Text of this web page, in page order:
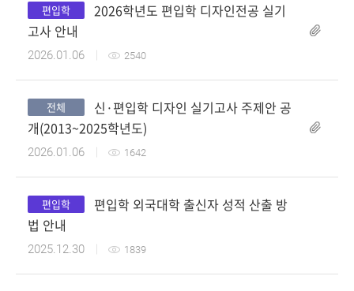
첨부파일
첨부파일
편입학
2026학년도 편입학 디자인전공 실기
고사 안내
2026.01.06 2540
전체
신·편입학 디자인 실기고사 주제안 공
개(2013~2025학년도)
2026.01.06 1642
편입학
편입학 외국대학 출신자 성적 산출 방
법 안내
2025.12.30 1839